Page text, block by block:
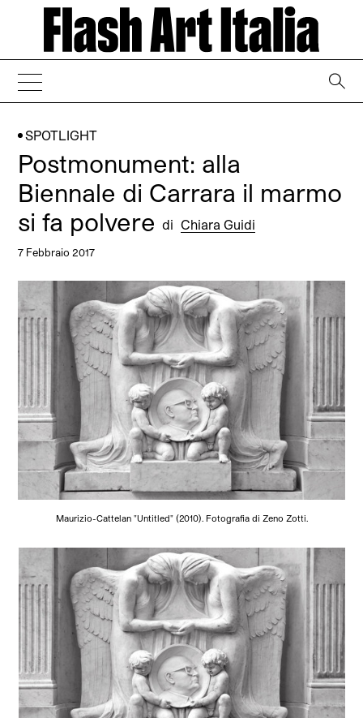
SPOTLIGHT
Postmonument: alla
Biennale di Carrara il marmo
si fa polveredi Chiara Guidi
7 Febbraio 2017
Maurizio-Cattelan "Untitled" (2010). Fotografia di Zeno Zotti.